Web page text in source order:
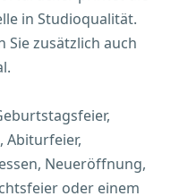
in Studioqualität.
Sie zusätzlich auch
Abiturfeier,
Neueröffnung,
oder einem